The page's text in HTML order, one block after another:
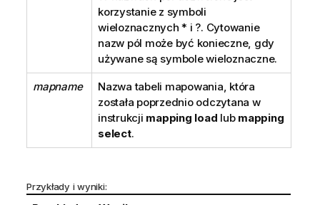
korzystanie z symboli
wieloznacznych* i ?. Cytowanie
nazw pól może być konieczne, gdy
używane są symbole wieloznaczne.
mapname
Nazwa tabeli mapowania, która
została poprzednio odczytana w
instrukcji mapping load lub mapping
select.
Przykłady i wyniki: